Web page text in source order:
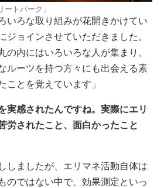
トパーク」
いろな取り組みが花開きかけてい
ジョインさせていただきました。
の内にはいろいろな人が集まり、
ルーツを持つ方々にも出会える素
ことを覚えています」
感されたんですね。実際にエリ
労されたこと、面白かったこと
しましたが、エリマネ活動自体は
のではない中で、効果測定といっ